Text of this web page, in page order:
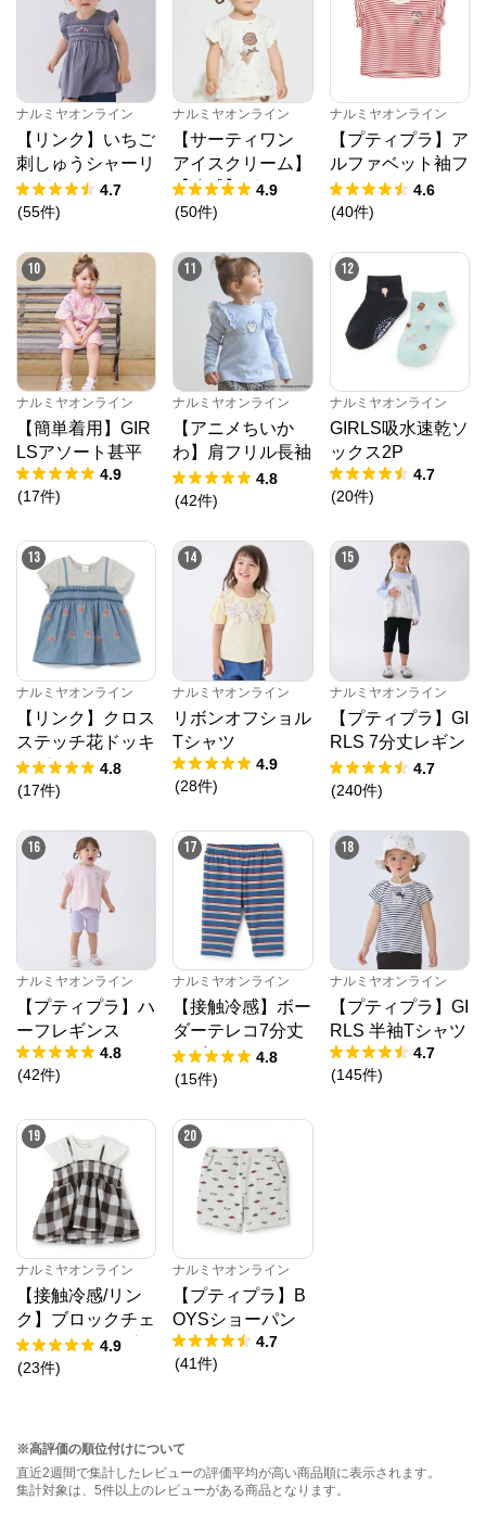
ナルミヤオンライン
【リンク】いちご
刺しゅうシャーリ
ングチュニック
4.7
(55件)
ナルミヤオンライン
【サーティワン
アイスクリーム】
【冷感】グラフィ
ック半袖Tシャツ
4.9
(50件)
ナルミヤオンライン
【プティプラ】ア
ルファベット袖フ
リルTシャツ
4.6
(40件)
10
ナルミヤオンライン
【簡単着用】GIR
LSアソート甚平
4.9
(17件)
11
ナルミヤオンライン
【アニメちいか
わ】肩フリル長袖
Tシャツ
4.8
(42件)
12
ナルミヤオンライン
GIRLS吸水速乾ソ
ックス2P
4.7
(20件)
13
ナルミヤオンライン
【リンク】クロス
ステッチ花ドッキ
ングTシャツ
4.8
(17件)
14
ナルミヤオンライン
リボンオフショル
Tシャツ
4.9
(28件)
15
ナルミヤオンライン
【プティプラ】GI
RLS 7分丈レギン
ス
4.7
(240件)
16
ナルミヤオンライン
【プティプラ】ハ
ーフレギンス
4.8
(42件)
17
ナルミヤオンライン
【接触冷感】ボー
ダーテレコ7分丈
レギンス
4.8
(15件)
18
ナルミヤオンライン
【プティプラ】GI
RLS 半袖Tシャツ
4.7
(145件)
19
ナルミヤオンライン
【接触冷感/リン
ク】ブロックチェ
ックドッキングT
シャツ
4.9
(23件)
20
ナルミヤオンライン
【プティプラ】B
OYSショーパン
4.7
(41件)
※高評価の順位付けについて
直近2週間で集計したレビューの評価平均が高い商品順に表示されます。
集計対象は、5件以上のレビューがある商品となります。